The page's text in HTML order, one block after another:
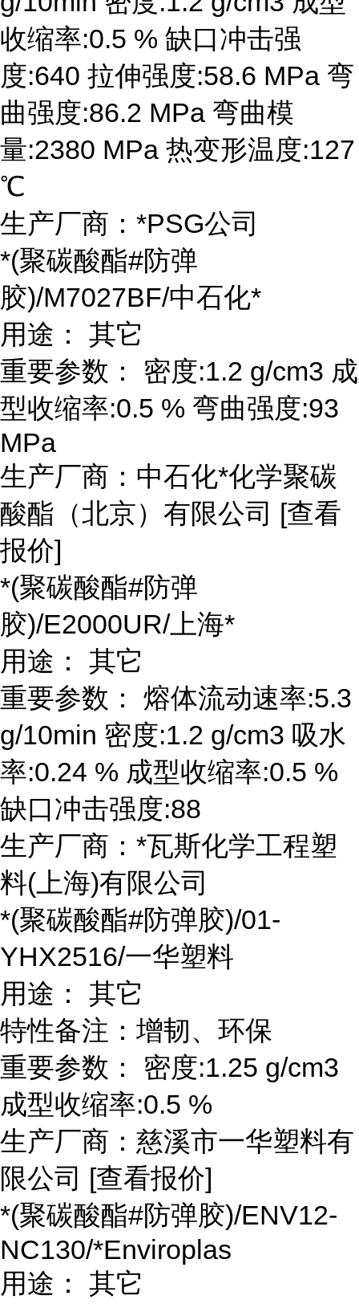
收缩率:0.5 % 缺口冲击强
度:640 拉伸强度:58.6 MPa 弯
曲强度:86.2 MPa 弯曲模
量:2380 MPa 热变形温度:127
℃
生产厂商：*PSG公司
*(聚碳酸酯#防弹
胶)/M7027BF/中石化*
用途： 其它
重要参数： 密度:1.2 g/cm3 成
型收缩率:0.5 % 弯曲强度:93
MPa
生产厂商：中石化*化学聚碳
酸酯（北京）有限公司 [查看
报价]
*(聚碳酸酯#防弹
胶)/E2000UR/上海*
用途： 其它
重要参数： 熔体流动速率:5.3
g/10min 密度:1.2 g/cm3 吸水
率:0.24 % 成型收缩率:0.5 %
缺口冲击强度:88
生产厂商：*瓦斯化学工程塑
料(上海)有限公司
*(聚碳酸酯#防弹胶)/01-
YHX2516/一华塑料
用途： 其它
特性备注：增韧、环保
重要参数： 密度:1.25 g/cm3
成型收缩率:0.5 %
生产厂商：慈溪市一华塑料有
限公司 [查看报价]
*(聚碳酸酯#防弹胶)/ENV12-
NC130/*Enviroplas
用途： 其它